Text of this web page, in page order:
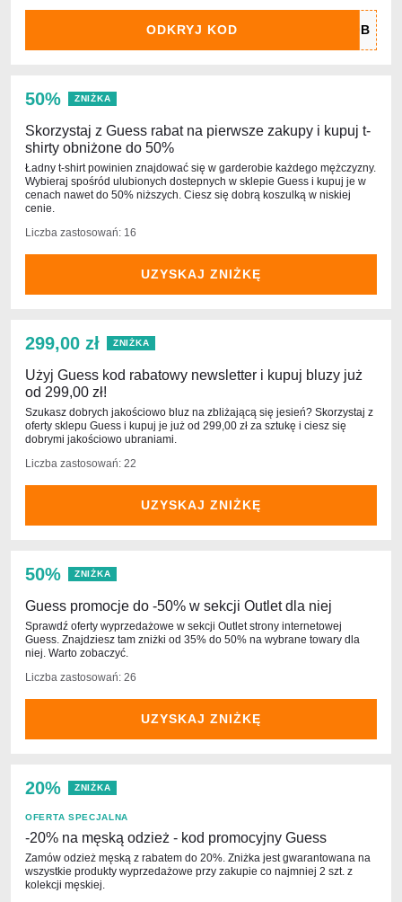
ODKRYJ KOD
50% ZNIŻKA
Skorzystaj z Guess rabat na pierwsze zakupy i kupuj t-
shirty obniżone do 50%
Ładny t-shirt powinien znajdować się w garderobie każdego mężczyzny.
Wybieraj spośród ulubionych dostepnych w sklepie Guess i kupuj je w
cenach nawet do 50% niższych. Ciesz się dobrą koszulką w niskiej
cenie.
Liczba zastosowań: 16
UZYSKAJ ZNIŻKĘ
299,00 zł ZNIŻKA
Użyj Guess kod rabatowy newsletter i kupuj bluzy już
od 299,00 zł!
Szukasz dobrych jakościowo bluz na zbliżającą się jesień? Skorzystaj z
oferty sklepu Guess i kupuj je już od 299,00 zł za sztukę i ciesz się
dobrymi jakościowo ubraniami.
Liczba zastosowań: 22
UZYSKAJ ZNIŻKĘ
50% ZNIŻKA
Guess promocje do -50% w sekcji Outlet dla niej
Sprawdź oferty wyprzedażowe w sekcji Outlet strony internetowej
Guess. Znajdziesz tam zniżki od 35% do 50% na wybrane towary dla
niej. Warto zobaczyć.
Liczba zastosowań: 26
UZYSKAJ ZNIŻKĘ
20% ZNIŻKA
OFERTA SPECJALNA
-20% na męską odzież - kod promocyjny Guess
Zamów odzież męską z rabatem do 20%. Zniżka jest gwarantowana na
wszystkie produkty wyprzedażowe przy zakupie co najmniej 2 szt. z
kolekcji męskiej.